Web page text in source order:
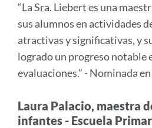
“La Sra. Liebert es una
sus alumnos en actividades
atractivas y significativas, y
logrado un progreso notable
evaluaciones.” - Nominada
Laura Palacio, maestra
infantes - Escuela